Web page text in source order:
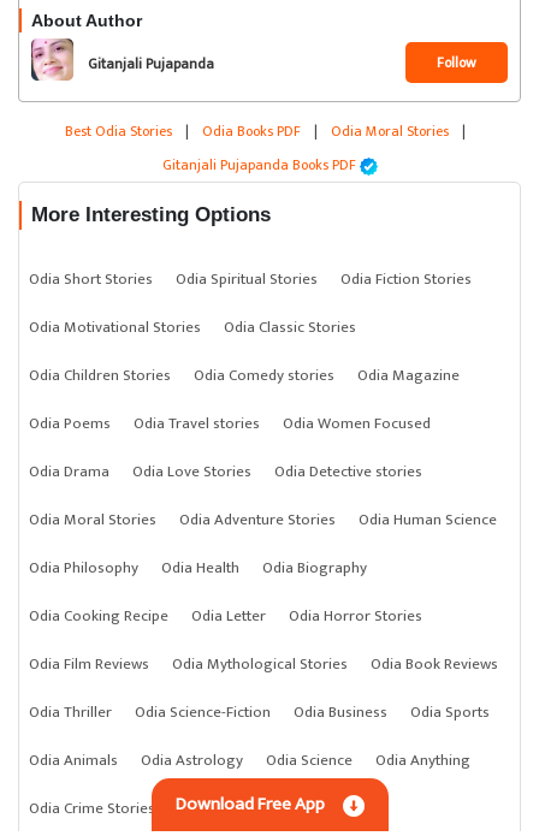
About Author
Gitanjali Pujapanda Follow
Best Odia Stories | Odia Books PDF | Odia Moral Stories |
Gitanjali Pujapanda Books PDF
More Interesting Options
Odia Short Stories Odia Spiritual Stories
Odia Fiction Stories
Odia Motivational Stories
Odia Classic Stories
Odia Children Stories
Odia Comedy stories
Odia Magazine
Odia Poems
Odia Travel stories
Odia Women Focused
Odia Drama
Odia Love Stories
Odia Detective stories
Odia Moral Stories
Odia Adventure Stories
Odia Human Science
Odia Philosophy
Odia Health
Odia Biography
Odia Cooking Recipe
Odia Letter
Odia Horror Stories
Odia Film Reviews
Odia Mythological Stories
Odia Book Reviews
Odia Thriller
Odia Science-Fiction Odia Business
Odia Sports
Odia Animals
Odia Astrology Odia Science
Odia Anything
Odia Crime Stories
Download Free App